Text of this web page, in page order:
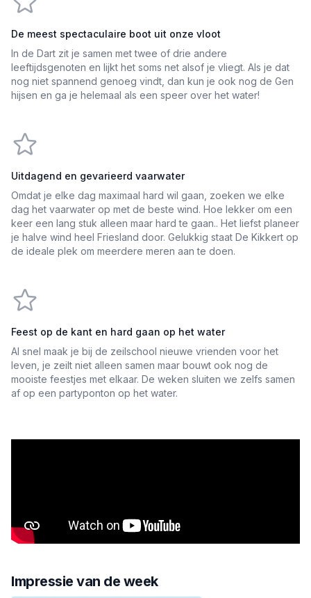
De meest spectaculaire boot uit onze vloot
In de Dart zit je samen met twee of drie andere
leeftijdsgenoten en lijkt het soms net alsof je vliegt. Als je dat
nog niet spannend genoeg vindt, dan kun je ook nog de Gen
hijsen en ga je helemaal als een speer over het water!
Uitdagend en gevarieerd vaarwater
Omdat je elke dag maximaal hard wil gaan, zoeken we elke
dag het vaarwater op met de beste wind. Hoe lekker om een
keer een lang stuk alleen maar hard te gaan.. Het liefst planeer
je halve wind heel Friesland door. Gelukkig staat De Kikkert op
de ideale plek om meerdere meren aan te doen.
Feest op de kant en hard gaan op het water
Al snel maak je bij de zeilschool nieuwe vrienden voor het
leven, je zeilt niet alleen samen maar bouwt ook nog de
mooiste feestjes met elkaar. De weken sluiten we zelfs samen
af op een partyponton op het water.
Impressie van de week